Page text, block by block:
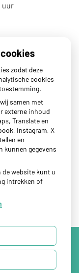
uur
zodat deze
cookies
samen met
externe inhoud
Translate en
Instagram, X
en
kunnen gegevens
website kunt u
intrekken of